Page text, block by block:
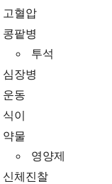
고혈압
콩팥병
투석
심장병
운동
식이
약물
영양제
신체진찰